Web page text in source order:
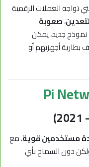
تواجه العملات الرقمية
،صعوبة
جديد، يمكن
بطارية أجهزتهم أو
مستخدمين قوية، مع
ولكن دون السماح بأي